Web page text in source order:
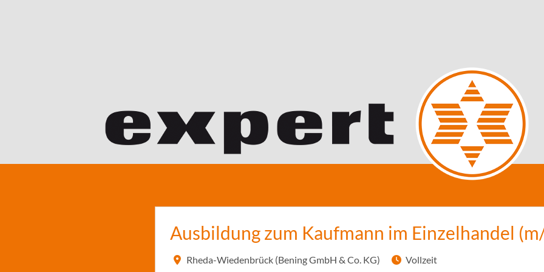
Ausbildung zum Kaufmann im Einzelhandel
Rheda-Wiedenbrück (Bening GmbH & Co. KG)
Vollzeit